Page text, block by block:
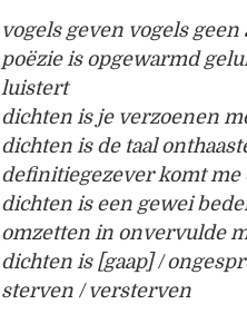
vogels geven vogels geen
poëzie is opgewarmd
luistert
dichten is je verzoenen
dichten is de taal
definitiegezever komt me
dichten is een gewei
omzetten in onvervulde
dichten is [gaap] /
sterven / versterven